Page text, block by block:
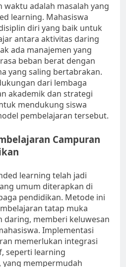
waktu adalah masalah yang
learning. Mahasiswa
diri yang baik untuk
antara aktivitas daring
ada manajemen yang
beban berat dengan
yang saling bertabrakan.
dari lembaga
akademik dan strategi
mendukung siswa
pembelajaran tersebut.
Campuran
learning telah jadi
umum diterapkan di
pendidikan. Metode ini
tatap muka
daring, memberi keluwesan
Implementasi
memerlukan integrasi
seperti learning
yang mempermudah